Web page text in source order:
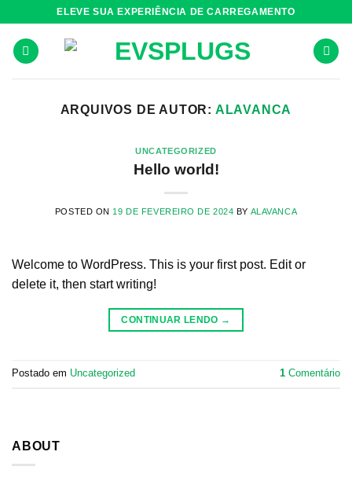
content
ELEVE SUA EXPERIÊNCIA DE CARREGAMENTO
ARQUIVOS DE AUTOR: ALAVANCA
UNCATEGORIZED
Hello world!
POSTED ON 19 DE FEVEREIRO DE 2024 BY ALAVANCA
Welcome to WordPress. This is your first post. Edit or
delete it, then start writing!
CONTINUAR LENDO →
Postado em Uncategorized 1 Comentário
ABOUT